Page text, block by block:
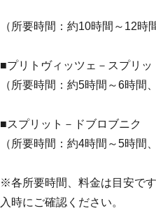
（所要時間：約10時間～12
■プリトヴィッツェ－スプリッ
（所要時間：約5時間～6時間
■スプリット－ドブロブニク
（所要時間：約4時間～5時間
※各所要時間、料金は目安で
入時にご確認ください。